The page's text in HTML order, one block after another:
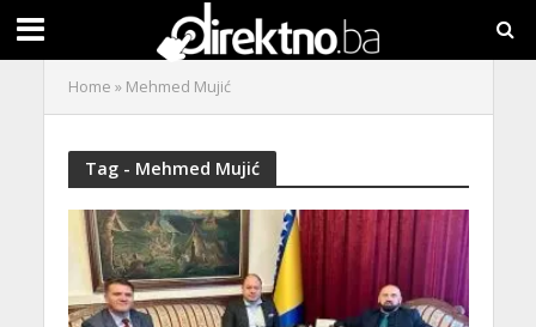
Home » Mehmed Mujić
Tag - Mehmed Mujić